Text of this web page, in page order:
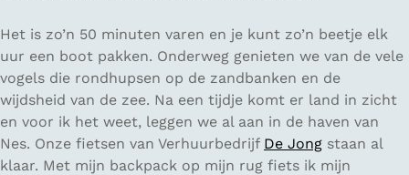
Het is zo’n 50 minuten varen en je kunt zo’n beetje elk
uur een boot pakken. Onderweg genieten we van de vele
vogels die rondhupsen op de zandbanken en de
wijdsheid van de zee. Na een tijdje komt er land in zicht
en voor ik het weet, leggen we al aan in de haven van
Nes. Onze fietsen van Verhuurbedrijf De Jong staan al
klaar. Met mijn backpack op mijn rug fiets ik mijn